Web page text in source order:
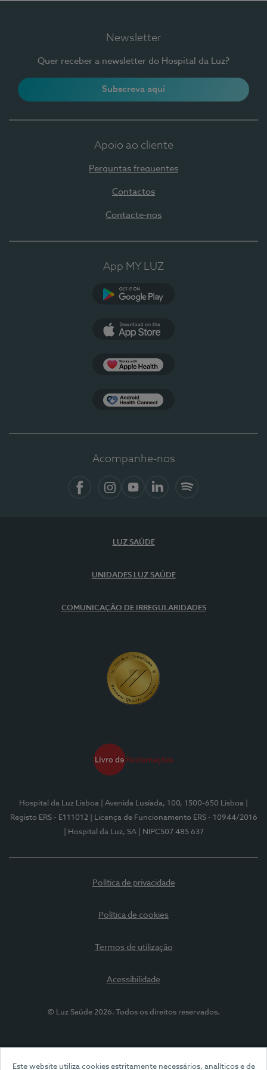
Este website utiliza cookies estritamente necessários, analíticos e de
Newsletter
Quer receber a newsletter do Hospital da Luz?
Subscreva aqui
Apoio ao cliente
Perguntas frequentes
Contactos
Contacte-nos
App MY LUZ
Acompanhe-nos
LUZ SAÚDE
UNIDADES LUZ SAÚDE
COMUNICAÇÃO DE IRREGULARIDADES
Hospital da Luz Lisboa | Avenida Lusíada, 100, 1500-650 Lisboa
Registo ERS - E111012
| Licença de Funcionamento ERS - 10944/2016
| Hospital da Luz, SA
| NIPC507 485 637
Política de privacidade
Política de cookies
Termos de utilização
Acessibilidade
© Luz Saúde 2026. Todos os direitos reservados.